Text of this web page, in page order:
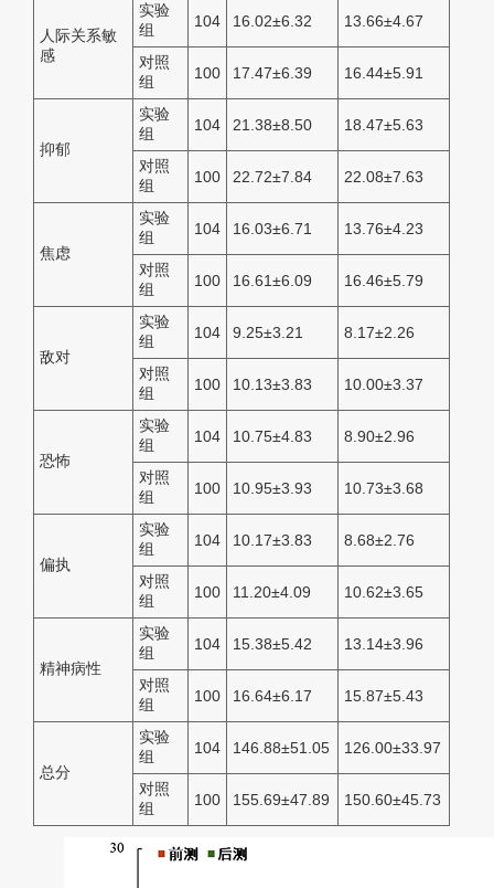
人际关系敏
感
实验
组
104 16.02±6.32 13.66±4.67
对照
组
100 17.47±6.39 16.44±5.91
抑郁
实验
组
104 21.38±8.50 18.47±5.63
对照
组
100 22.72±7.84 22.08±7.63
焦虑
实验
组
104 16.03±6.71 13.76±4.23
对照
组
100 16.61±6.09 16.46±5.79
敌对
实验
组
104 9.25±3.21 8.17±2.26
对照
组
100 10.13±3.83 10.00±3.37
恐怖
实验
组
104 10.75±4.83 8.90±2.96
对照
组
100 10.95±3.93 10.73±3.68
偏执
实验
组
104 10.17±3.83 8.68±2.76
对照
组
100 11.20±4.09 10.62±3.65
精神病性
实验
组
104 15.38±5.42 13.14±3.96
对照
组
100 16.64±6.17 15.87±5.43
总分
实验
组
104 146.88±51.05 126.00±33.97
对照
组
100 155.69±47.89 150.60±45.73